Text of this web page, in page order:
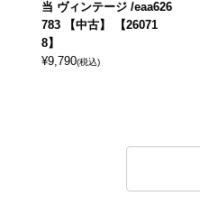
当 ヴィンテージ /eaa626
783 【中古】 【26071
8】
¥9,790(税込)